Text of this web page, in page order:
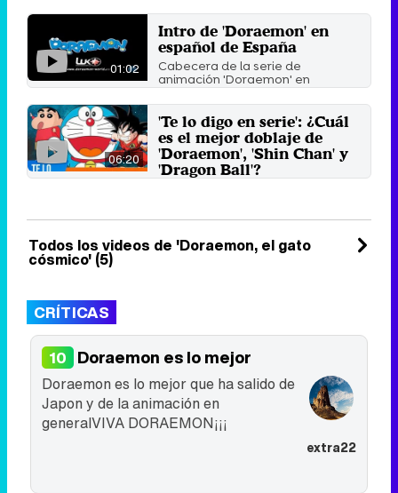
español latino.
14 de julio 2017
01:02
Intro de 'Doraemon' en
español de España
Cabecera de la serie de
animación 'Doraemon' en
castellano
06:20
'Te lo digo en serie': ¿Cuál
es el mejor doblaje de
'Doraemon', 'Shin Chan' y
'Dragon Ball'?
Todos los videos de 'Doraemon, el gato
cósmico' (5)
CRÍTICAS
10 Doraemon es lo mejor
extra22
Doraemon es lo mejor que ha salido de
Japon y de la animación en
generalVIVA DORAEMON¡¡¡